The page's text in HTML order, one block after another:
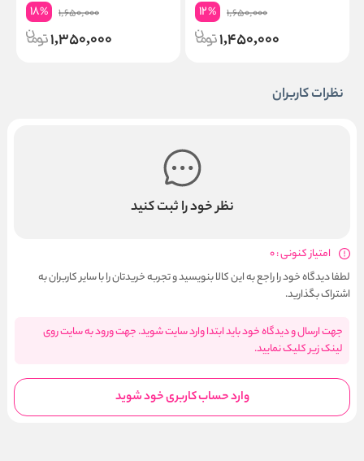
1,650,000
12%
1,450,000
1,650,000
18%
1,350,000
نظرات کاربران
نظر خود را ثبت کنید
امتیاز کنونی : 0
لطفا دیدگاه خود را راجع به این کالا بنویسید و تجربه خریدتان را با سایر کاربران به
اشتراک بگذارید.
جهت ارسال و دیدگاه خود باید ابتدا وارد سایت شوید. جهت ورود به سایت روی
لینک زیر کلیک نمایید.
وارد حساب کاربری خود شوید